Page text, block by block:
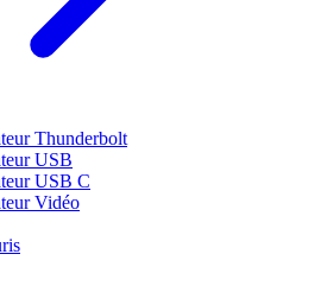
Thunderbolt
USB
USB C
Vidéo